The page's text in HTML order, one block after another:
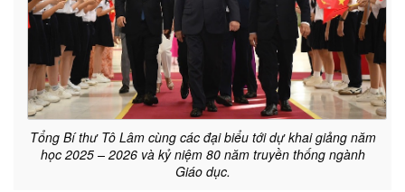
Tổng Bí thư Tô Lâm cùng các đại biểu tới dự khai giảng năm
học 2025 – 2026 và kỷ niệm 80 năm truyền thống ngành
Giáo dục.